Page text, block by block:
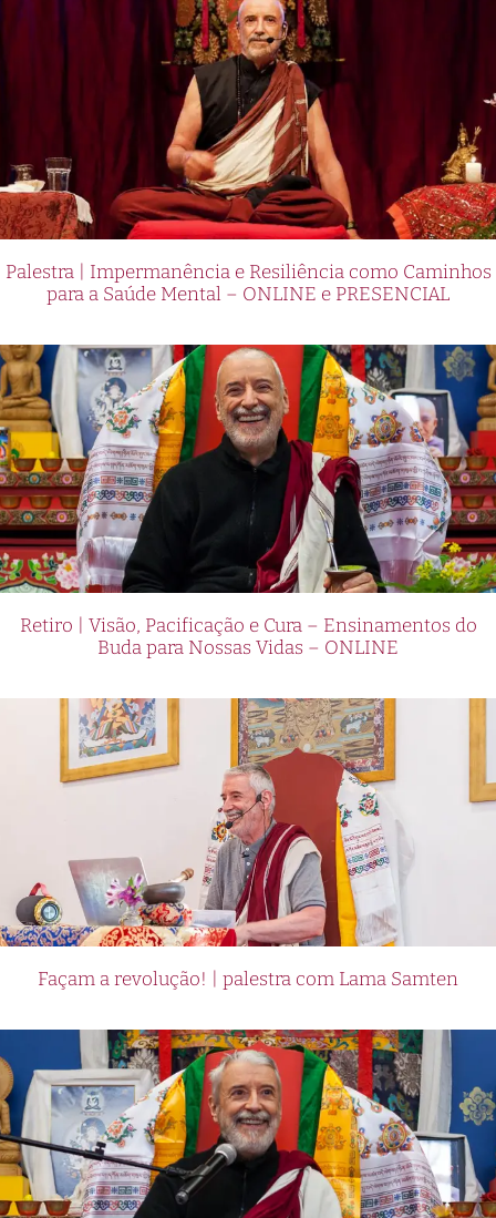
Palestra | Impermanência e Resiliência como Caminhos
para a Saúde Mental – ONLINE e PRESENCIAL
Retiro | Visão, Pacificação e Cura – Ensinamentos do
Buda para Nossas Vidas – ONLINE
Façam a revolução! | palestra com Lama Samten